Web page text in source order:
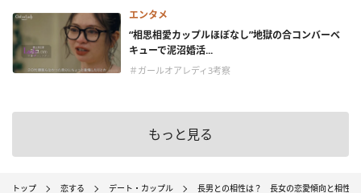
エンタメ
“相思相愛カップルほぼなし”地獄の合コンバーベ
キューで泥沼婚活...
＃ガールオアレディ3考察
もっと見る
トップ 恋する デート・カップル 長男との相性は？ 長女の恋愛傾向と相性の